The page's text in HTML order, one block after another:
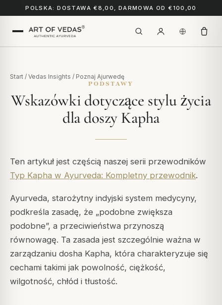
POLSKA: DOSTAWA €8,00, DARMOWA OD €100,00
Start / Vedas Insights / Poznaj Ajurwedę
PODSTAWY
Wskazówki dotyczące stylu życia
dla doszy Kapha
Ten artykuł jest częścią naszej serii przewodników
Typ Kapha w Ayurveda: Kompletny przewodnik.
Ayurveda, starożytny indyjski system medycyny,
podkreśla zasadę, że „podobne zwiększa
podobne”, a przeciwieństwa przynoszą
równowagę. Ta zasada jest szczególnie ważna w
zarządzaniu dosha Kapha, która charakteryzuje się
cechami takimi jak powolność, ciężkość,
wilgotność, chłód i tłustość.